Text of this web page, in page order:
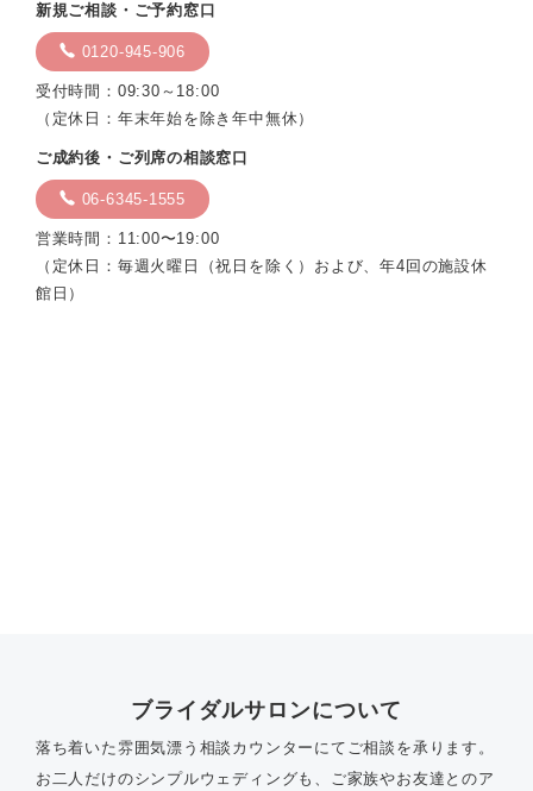
新規ご相談・ご予約窓口
0120-945-906
受付時間：09:30～18:00
（定休日：年末年始を除き年中無休）
ご成約後・ご列席の相談窓口
06-6345-1555
営業時間：11:00〜19:00
（定休日：毎週火曜日（祝日を除く）および、年4回の施設休
館日）
ブライダルサロンについて
落ち着いた雰囲気漂う相談カウンターにてご相談を承ります。
お二人だけのシンプルウェディングも、ご家族やお友達とのア